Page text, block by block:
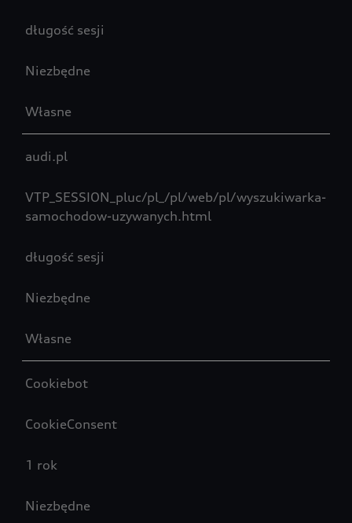
długość sesji
Niezbędne
Własne
audi.pl
VTP_SESSION_pluc/pl_/pl/web/pl/wyszukiwarka-
samochodow-uzywanych.html
długość sesji
Niezbędne
Własne
Cookiebot
CookieConsent
1 rok
Niezbędne